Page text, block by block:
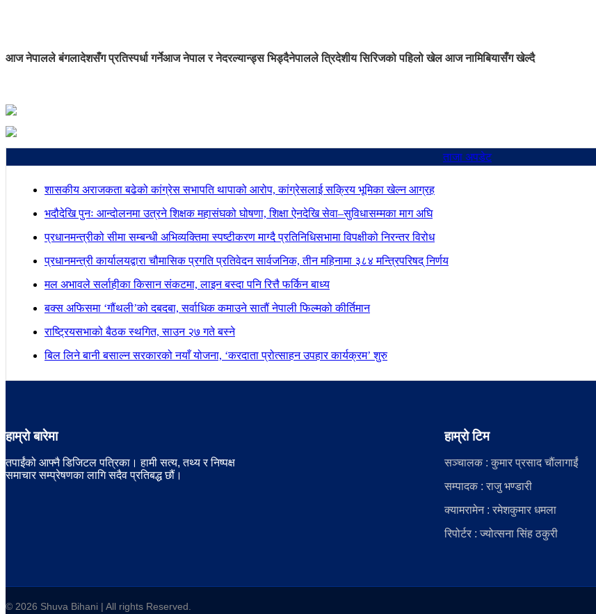
आज नेपालले बंगलादेशसँग प्रतिस्पर्धा गर्नेआज नेपाल र नेदरल्यान्ड्स भिड्दैनेपालले त्रिदेशीय सिरिजको पहिलो खेल आज नामिबियासँग खेल्दै
ताजा अपडेट
शासकीय अराजकता बढेको कांग्रेस सभापति थापाको आरोप, कांग्रेसलाई सक्रिय भूमिका खेल्न आग्रह
भदौदेखि पुनः आन्दोलनमा उत्रने शिक्षक महासंघको घोषणा, शिक्षा ऐनदेखि सेवा–सुविधासम्मका माग अघि
प्रधानमन्त्रीको सीमा सम्बन्धी अभिव्यक्तिमा स्पष्टीकरण माग्दै प्रतिनिधिसभामा विपक्षीको निरन्तर विरोध
प्रधानमन्त्री कार्यालयद्वारा चौमासिक प्रगति प्रतिवेदन सार्वजनिक, तीन महिनामा ३८४ मन्त्रिपरिषद् निर्णय
मल अभावले सर्लाहीका किसान संकटमा, लाइन बस्दा पनि रित्तै फर्किन बाध्य
बक्स अफिसमा ‘गौंथली’को दबदबा, सर्वाधिक कमाउने सातौं नेपाली फिल्मको कीर्तिमान
राष्ट्रियसभाको बैठक स्थगित, साउन २७ गते बस्ने
बिल लिने बानी बसाल्न सरकारको नयाँ योजना, ‘करदाता प्रोत्साहन उपहार कार्यक्रम’ शुरु
हाम्रो बारेमा
तपाईंको आफ्नै डिजिटल पत्रिका। हामी सत्य, तथ्य र निष्पक्ष
समाचार सम्प्रेषणका लागि सदैव प्रतिबद्ध छौं।
हाम्रो टिम
सञ्चालक : कुमार प्रसाद चौंलागाईं
सम्पादक : राजु भण्डारी
क्यामरामेन : रमेशकुमार धमला
रिपोर्टर : ज्योत्सना सिंह ठकुरी
© 2026 Shuva Bihani | All rights Reserved.